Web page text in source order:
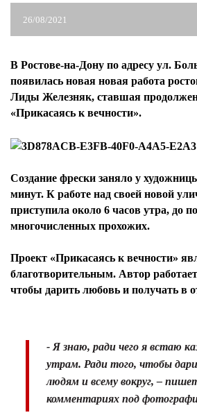
26/08/2021
В Ростове-на-Дону по адресу ул.
появилась новая новая работа
Лиды Железняк, ставшая
«Прикасаясь к вечности».
Создание фрески заняло у
минут. К работе над своей новой
приступила около 6 часов утра, до
многочисленных прохожих.
Проект «Прикасаясь к вечности»
благотворительным. Автор
чтобы дарить любовь и получать в
- Я знаю, ради чего я встаю
утрам. Ради того, чтобы
людям и всему вокруг, –
комментариях под